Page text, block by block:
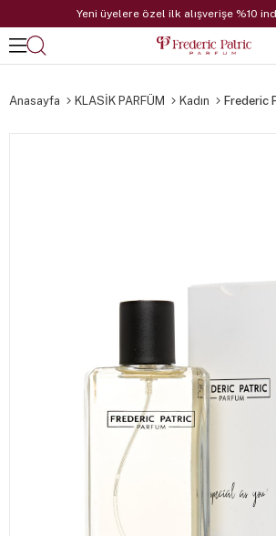
Yeni üyelere özel ilk alışverişe %10
Anasayfa KLASİK PARFÜM Kadın Frederic